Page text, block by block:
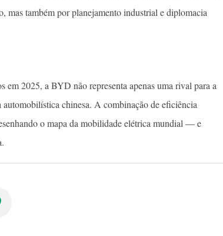
mas também por planejamento industrial e diplomacia
2025, a BYD não representa apenas uma rival para a
chinesa. A combinação de eficiência
o mapa da mobilidade elétrica mundial — e